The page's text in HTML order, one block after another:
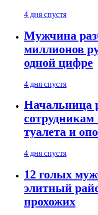
4 дня спустя
Мужчина
миллионов
одной цифре
4 дня спустя
Начальница
туалета и
4 дня спустя
12 голых
элитный
прохожих